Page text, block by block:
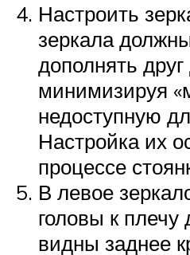
Настроить
зеркала
дополнять друг
минимизируя
недоступную
Настройка их
процессе
В левое
головы к
видны заднее